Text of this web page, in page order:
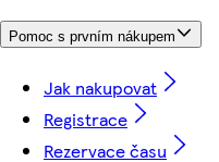
Pomoc s prvním nákupem
Jak nakupovat
Registrace
Rezervace času